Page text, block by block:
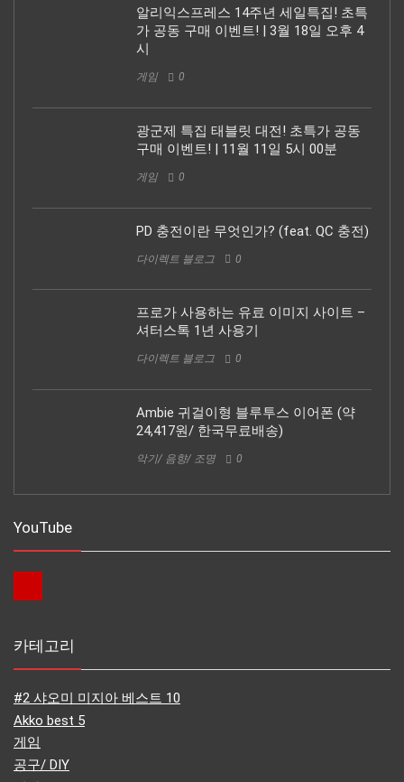
알리익스프레스 14주년 세일특집! 초특
가 공동 구매 이벤트! | 3월 18일 오후 4
시
게임 0
광군제 특집 태블릿 대전! 초특가 공동
구매 이벤트! | 11월 11일 5시 00분
게임 0
PD 충전이란 무엇인가? (feat. QC 충전)
다이렉트 블로그 0
프로가 사용하는 유료 이미지 사이트 –
셔터스톡 1년 사용기
다이렉트 블로그 0
Ambie 귀걸이형 블루투스 이어폰 (약
24,417원/ 한국무료배송)
악기/ 음향/ 조명 0
YouTube
카테고리
#2 샤오미 미지아 베스트 10
Akko best 5
게임
공구/ DIY